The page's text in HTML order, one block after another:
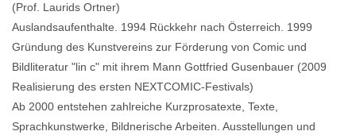
(Prof. Laurids Ortner)
Auslandsaufenthalte. 1994 Rückkehr nach Österreich. 1999
Gründung des Kunstvereins zur Förderung von Comic und
Bildliteratur "lin c" mit ihrem Mann Gottfried Gusenbauer (2009
Realisierung des ersten NEXTCOMIC-Festivals)
Ab 2000 entstehen zahlreiche Kurzprosatexte, Texte,
Sprachkunstwerke, Bildnerische Arbeiten. Ausstellungen und